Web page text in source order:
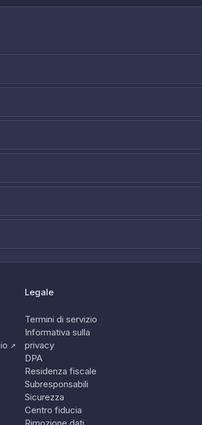
↗
Legale
Termini di servizio
Informativa sulla
privacy
DPA
Residenza fiscale
Subresponsabili
Sicurezza
Centro fiducia
Rimozione dati